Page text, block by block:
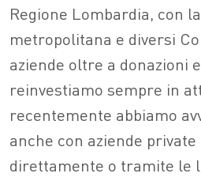
Regione Lombardia, con
metropolitana e diversi
aziende oltre a donazioni
reinvestiamo sempre in
recentemente abbiamo
anche con aziende
direttamente o tramite le